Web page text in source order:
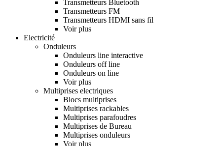
Transmetteurs Bluetooth
Transmetteurs FM
Transmetteurs HDMI sans fil
Voir plus
Electricité
Onduleurs
Onduleurs line interactive
Onduleurs off line
Onduleurs on line
Voir plus
Multiprises electriques
Blocs multiprises
Multiprises rackables
Multiprises parafoudres
Multiprises de Bureau
Multiprises onduleurs
Voir plus